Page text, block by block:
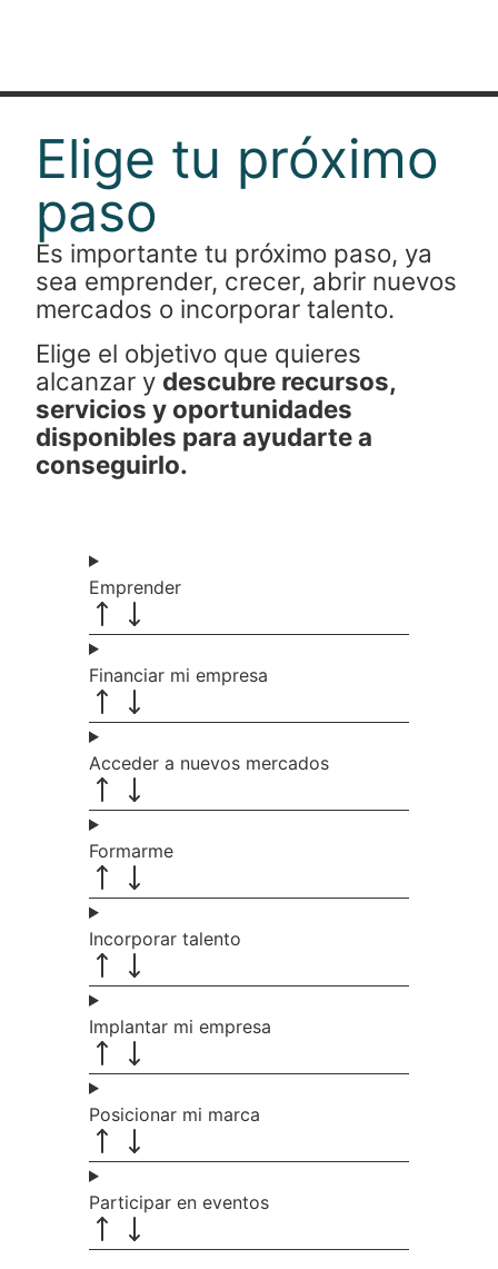
Elige tu próximo
paso
Es importante tu próximo paso, ya
sea emprender, crecer, abrir nuevos
mercados o incorporar talento.
Elige el objetivo que quieres
alcanzar y descubre recursos,
servicios y oportunidades
disponibles para ayudarte a
conseguirlo.
Emprender
Financiar mi empresa
Acceder a nuevos mercados
Formarme
Incorporar talento
Implantar mi empresa
Posicionar mi marca
Participar en eventos